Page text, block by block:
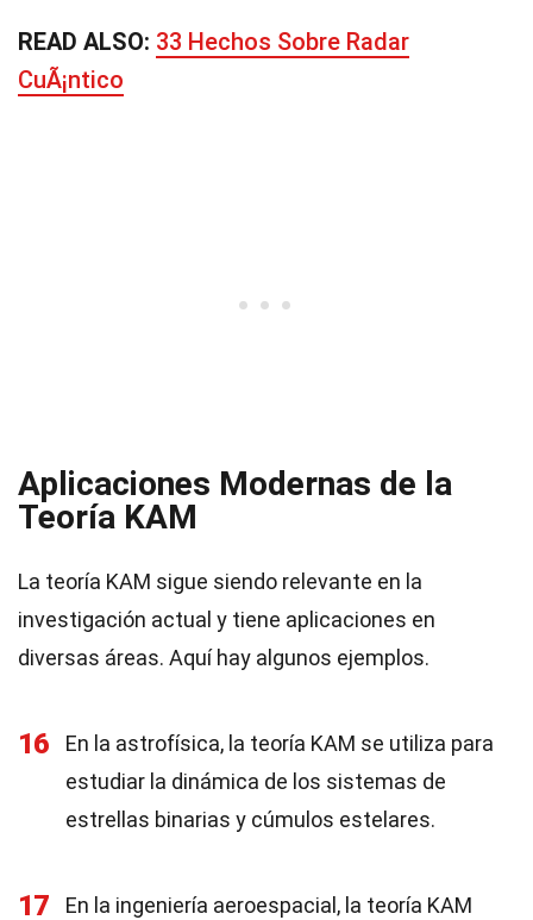
READ ALSO: 33 Hechos Sobre Radar
CuÃ¡ntico
Aplicaciones Modernas de la
Teoría KAM
La teoría KAM sigue siendo relevante en la
investigación actual y tiene aplicaciones en
diversas áreas. Aquí hay algunos ejemplos.
16
En la astrofísica, la teoría KAM se utiliza para
estudiar la dinámica de los sistemas de
estrellas binarias y cúmulos estelares.
17 En la ingeniería aeroespacial, la teoría KAM